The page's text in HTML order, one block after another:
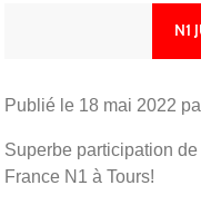
N1
Publié le 18 mai 2022
Superbe participation
France N1 à Tours!